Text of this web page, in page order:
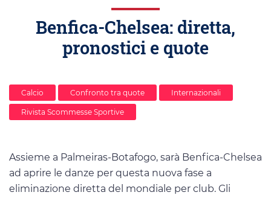
Benfica-Chelsea: diretta,
pronostici e quote
Calcio Confronto tra quote Internazionali
Rivista Scommesse Sportive
Assieme a Palmeiras-Botafogo, sarà Benfica-Chelsea
ad aprire le danze per questa nuova fase a
eliminazione diretta del mondiale per club. Gli